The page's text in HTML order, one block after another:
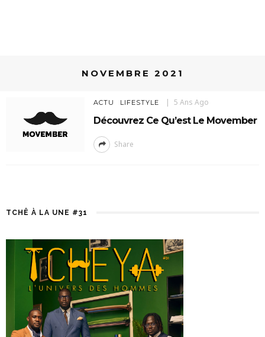
NOVEMBRE 2021
ACTU LIFESTYLE 5 Ans Ago
Découvrez Ce Qu’est Le Movember
Share
TCHÊ À LA UNE #31